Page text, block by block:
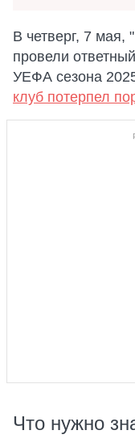
В четверг, 7 мая,
провели
УЕФА сезона
клуб потерпел
Что нужно